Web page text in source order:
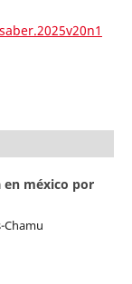
en méxico por
Chamu